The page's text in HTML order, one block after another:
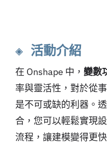
◈ 活動介紹
在 Onshape 中， 變數
率與靈活性，對於從事
是不可或缺的利器。
合，您可以輕鬆實現
流程，讓建模變得更